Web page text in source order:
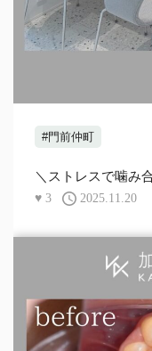
#門前仲町
＼ストレスで噛み
♥ 3 2025.11.20